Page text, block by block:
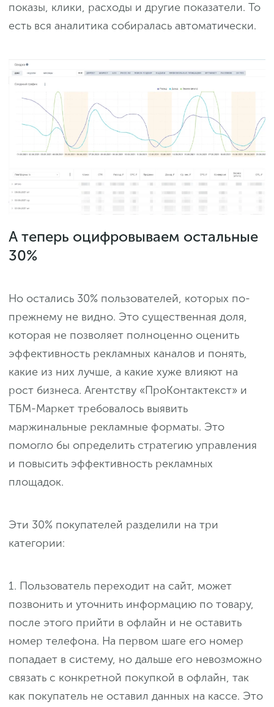
показы, клики, расходы и другие показатели. То
есть вся аналитика собиралась автоматически.
А теперь оцифровываем остальные
30%
Но остались 30% пользователей, которых по-
прежнему не видно. Это существенная доля,
которая не позволяет полноценно оценить
эффективность рекламных каналов и понять,
какие из них лучше, а какие хуже влияют на
рост бизнеса. Агентству «ПроКонтактекст» и
ТБМ-Маркет требовалось выявить
маржинальные рекламные форматы. Это
помогло бы определить стратегию управления
и повысить эффективность рекламных
площадок.
Эти 30% покупателей разделили на три
категории:
1. Пользователь переходит на сайт, может
позвонить и уточнить информацию по товару,
после этого прийти в офлайн и не оставить
номер телефона. На первом шаге его номер
попадает в систему, но дальше его невозможно
связать с конкретной покупкой в офлайн, так
как покупатель не оставил данных на кассе. Это